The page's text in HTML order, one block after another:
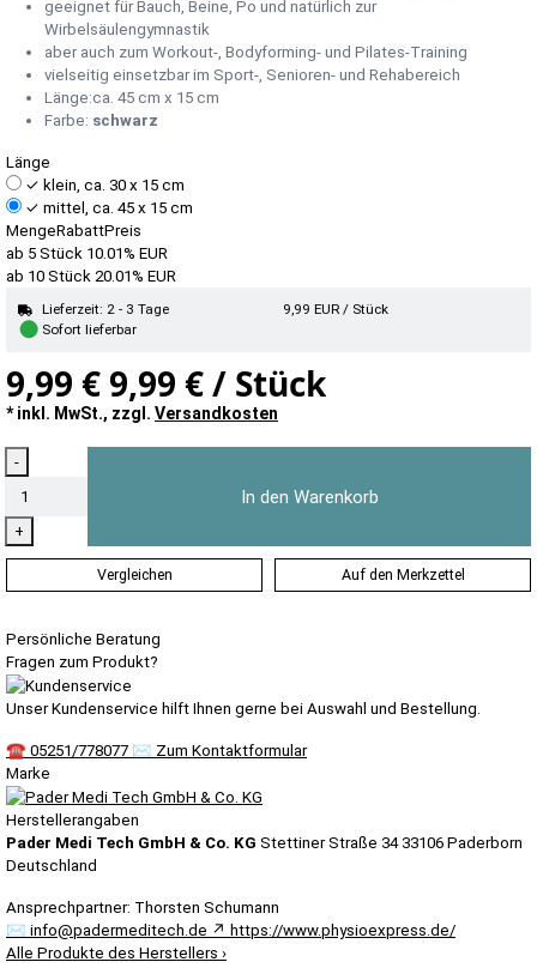
geeignet für Bauch, Beine, Po und natürlich zur
Wirbelsäulengymnastik
aber auch zum Workout-, Bodyforming- und Pilates-Training
vielseitig einsetzbar im Sport-, Senioren- und Rehabereich
Länge:ca. 45 cm x 15 cm
Farbe: schwarz
Länge
✓ klein, ca. 30 x 15 cm
✓ mittel, ca. 45 x 15 cm
MengeRabattPreis
ab 5 Stück 10.01% EUR
ab 10 Stück 20.01% EUR
Lieferzeit: 2 - 3 Tage 9,99 EUR/ Stück
● Sofort lieferbar
9,99 € 9,99 € / Stück
* inkl. MwSt., zzgl. Versandkosten
-
+
In den Warenkorb
Vergleichen Auf den Merkzettel
Persönliche Beratung
Fragen zum Produkt?
Unser Kundenservice hilft Ihnen gerne bei Auswahl und Bestellung.
☎ 05251/778077 ✉ Zum Kontaktformular
Marke
Herstellerangaben
Pader Medi Tech GmbH & Co. KG Stettiner Straße 34 33106 Paderborn
Deutschland
Ansprechpartner: Thorsten Schumann
✉ info@padermeditech.de ↗ https://www.physioexpress.de/
Alle Produkte des Herstellers ›